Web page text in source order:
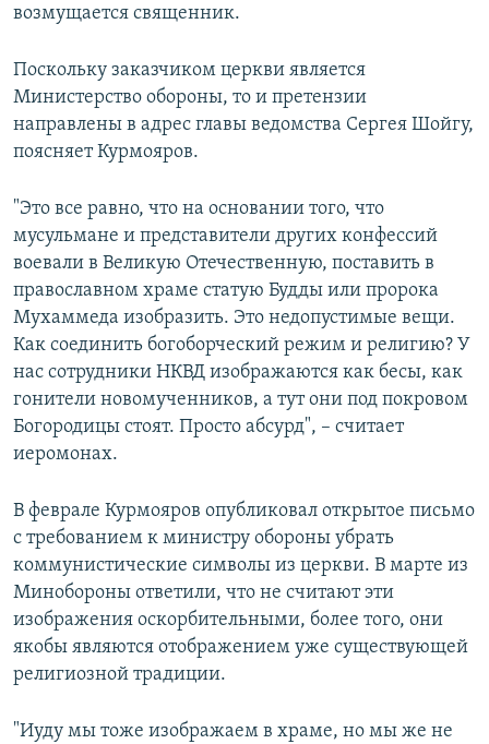
возмущается священник.
Поскольку заказчиком церкви является
Министерство обороны, то и претензии
направлены в адрес главы ведомства Сергея Шойгу,
поясняет Курмояров.
"Это все равно, что на основании того, что
мусульмане и представители других конфессий
воевали в Великую Отечественную, поставить в
православном храме статую Будды или пророка
Мухаммеда изобразить. Это недопустимые вещи.
Как соединить богоборческий режим и религию? У
нас сотрудники НКВД изображаются как бесы, как
гонители новомученников, а тут они под покровом
Богородицы стоят. Просто абсурд", – считает
иеромонах.
В феврале Курмояров опубликовал открытое письмо
с требованием к министру обороны убрать
коммунистические символы из церкви. В марте из
Минобороны ответили, что не считают эти
изображения оскорбительными, более того, они
якобы являются отображением уже существующей
религиозной традиции.
"Иуду мы тоже изображаем в храме, но мы же не